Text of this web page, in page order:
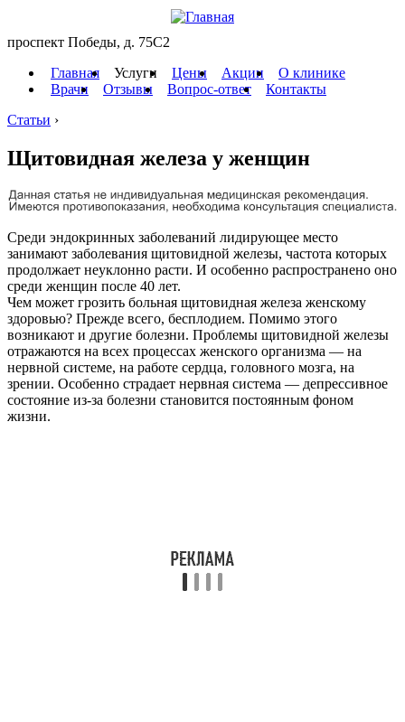
проспект Победы, д. 75C2
Главная
Услуги Цены Акции
О клинике
Врачи
Отзывы Вопрос-ответ
Контакты
Статьи ›
Щитовидная железа у женщин
Среди эндокринных заболеваний лидирующее место
занимают заболевания щитовидной железы, частота которых
продолжает неуклонно расти. И особенно распространено оно
среди женщин после 40 лет.
Чем может грозить больная щитовидная железа женскому
здоровью? Прежде всего, бесплодием. Помимо этого
возникают и другие болезни. Проблемы щитовидной железы
отражаются на всех процессах женского организма — на
нервной системе, на работе сердца, головного мозга, на
зрении. Особенно страдает нервная система — депрессивное
состояние из-за болезни становится постоянным фоном
жизни.